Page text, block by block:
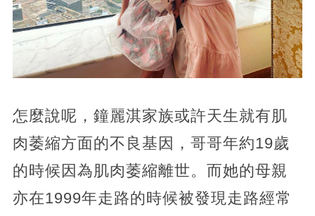
怎麼說呢，鐘麗淇家族或許天生就有肌
肉萎縮方面的不良基因，哥哥年約19歲
的時候因為肌肉萎縮離世。而她的母親
亦在1999年走路的時候被發現走路經常